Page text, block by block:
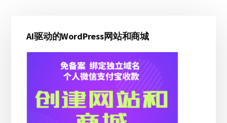
侧AI驱动的WordPress网站和商城